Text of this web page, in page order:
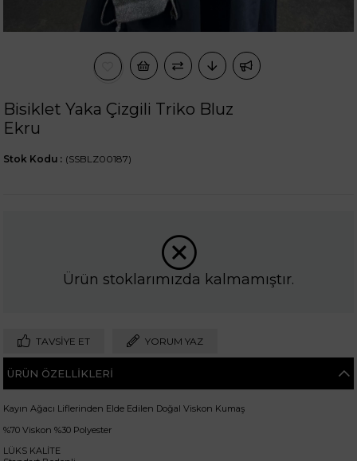
Bisiklet Yaka Çizgili Triko Bluz
Ekru
(SSBLZ00187)
Stok Kodu
Ürün stoklarımızda kalmamıştır.
TAVSIYE ET YORUM YAZ
ÜRÜN ÖZELLIKLERI
Kayın Ağacı Liflerinden Elde Edilen Doğal Viskon Kumaş
%70 Viskon %30 Polyester
LÜKS KALİTE